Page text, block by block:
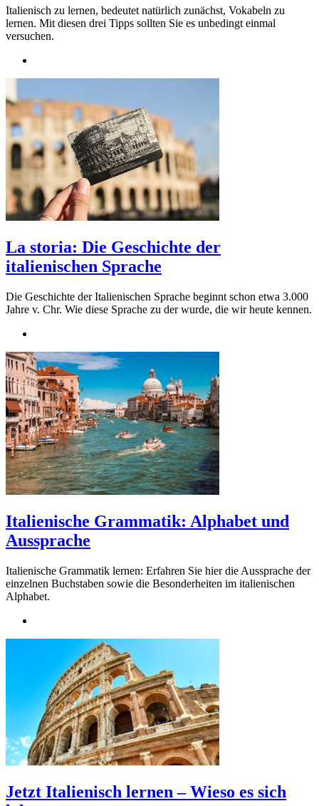
Italienisch zu lernen, bedeutet natürlich zunächst, Vokabeln zu
lernen. Mit diesen drei Tipps sollten Sie es unbedingt einmal
versuchen.
La storia: Die Geschichte der
italienischen Sprache
Die Geschichte der Italienischen Sprache beginnt schon etwa 3.000
Jahre v. Chr. Wie diese Sprache zu der wurde, die wir heute kennen.
Italienische Grammatik: Alphabet und
Aussprache
Italienische Grammatik lernen: Erfahren Sie hier die Aussprache der
einzelnen Buchstaben sowie die Besonderheiten im italienischen
Alphabet.
Jetzt Italienisch lernen – Wieso es sich